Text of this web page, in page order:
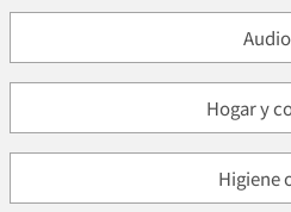
Audio
Hogar y
Higiene